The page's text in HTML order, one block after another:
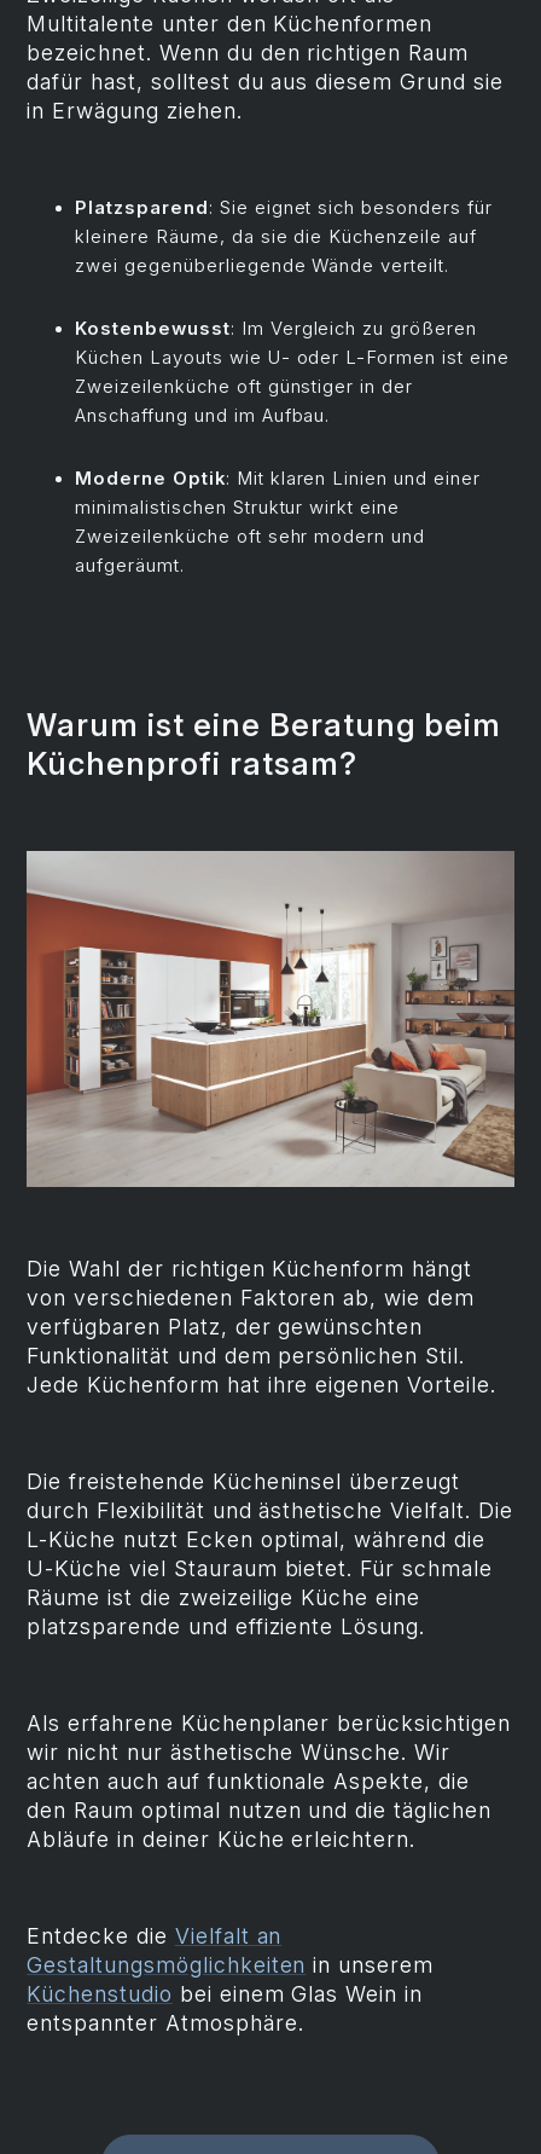
Multitalente unter den Küchenformen
bezeichnet. Wenn du den richtigen Raum
dafür hast, solltest du aus diesem Grund sie
in Erwägung ziehen.
Platzsparend : Sie eignet sich besonders für
kleinere Räume, da sie die Küchenzeile auf
zwei gegenüberliegende Wände verteilt.
Kostenbewusst: Im Vergleich zu größeren
Küchen Layouts wie U- oder L-Formen ist eine
Zweizeilenküche oft günstiger in der
Anschaffung und im Aufbau.
Moderne Optik: Mit klaren Linien und einer
minimalistischen Struktur wirkt eine
Zweizeilenküche oft sehr modern und
aufgeräumt.
Warum ist eine Beratung beim
Küchenprofi ratsam?
Die Wahl der richtigen Küchenform hängt
von verschiedenen Faktoren ab, wie dem
verfügbaren Platz, der gewünschten
Funktionalität und dem persönlichen Stil.
Jede Küchenform hat ihre eigenen Vorteile.
Die freistehende Kücheninsel überzeugt
durch Flexibilität und ästhetische Vielfalt. Die
L-Küche nutzt Ecken optimal, während die
U-Küche viel Stauraum bietet. Für schmale
Räume ist die zweizeilige Küche eine
platzsparende und effiziente Lösung.
Als erfahrene Küchenplaner berücksichtigen
wir nicht nur ästhetische Wünsche. Wir
achten auch auf funktionale Aspekte, die
den Raum optimal nutzen und die täglichen
Abläufe in deiner Küche erleichtern.
Entdecke die Vielfalt an
Gestaltungsmöglichkeiten in unserem
Küchenstudio bei einem Glas Wein in
entspannter Atmosphäre.